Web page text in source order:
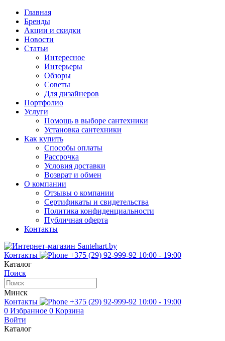
Главная
Бренды
Акции и скидки
Новости
Статьи
Интересное
Интерьеры
Обзоры
Советы
Для дизайнеров
Портфолио
Услуги
Помощь в выборе сантехники
Установка сантехники
Как купить
Способы оплаты
Рассрочка
Условия доставки
Возврат и обмен
О компании
Отзывы о компании
Сертификаты и свидетельства
Политика конфиденциальности
Публичная оферта
Контакты
Контакты +375 (29) 92-999-92 10:00 - 19:00
Каталог
Поиск
Минск
Контакты
+375 (29) 92-999-92 10:00 - 19:00
0 Избранное 0 Корзина
Войти
Каталог